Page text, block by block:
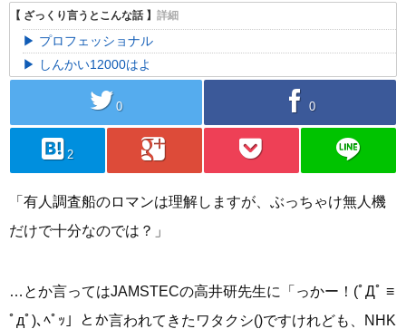
プロフェッショナル
しんかい12000はよ
twitter 0 facebook 0
hatebu 2 googleplus pocket line
「有人調査船のロマンは理解しますが、ぶっちゃけ無人機
だけで十分なのでは？」
…とか言ってはJAMSTECの高井研先生に「っかー！(ﾟДﾟ ≡
ﾟдﾟ)､ﾍﾟｯ」とか言われてきたワタクシ()ですけれども、NHK